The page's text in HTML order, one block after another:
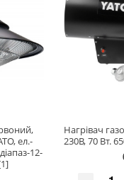
ел.-
12-
Нагрівач
230В, 70 Вт.